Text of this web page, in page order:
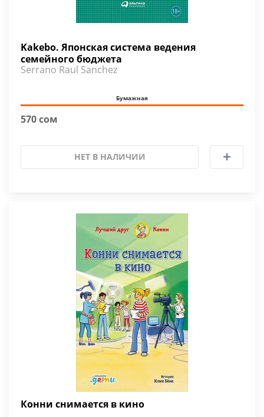
Kakebo. Японская система ведения
семейного бюджета
Serrano Raul Sanchez
Бумажная
570 сом
НЕТ В НАЛИЧИИ
Конни снимается в кино